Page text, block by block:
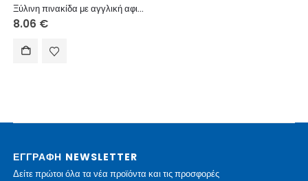
Ξύλινη πινακίδα με αγγλική αφιέρωση – Δώρο φιλίας
8.06 €
ΕΓΓΡΑΦΗ NEWSLETTER
Δείτε πρώτοι όλα τα νέα προϊόντα και τις προσφορές